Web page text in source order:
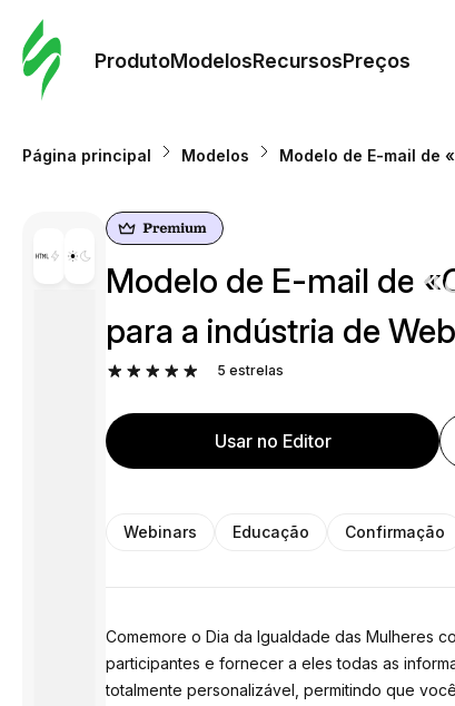
ProdutoModelosRecursosPreços
Página principal Modelos Modelo de E-mail de
Modelo de E-mail de
para a indústria de
5 estrelas
Usar no Editor
Webinars Educação Confirmação
Comemore o Dia da Igualdade das Mulheres
participantes e fornecer a eles todas as
totalmente personalizável, permitindo que